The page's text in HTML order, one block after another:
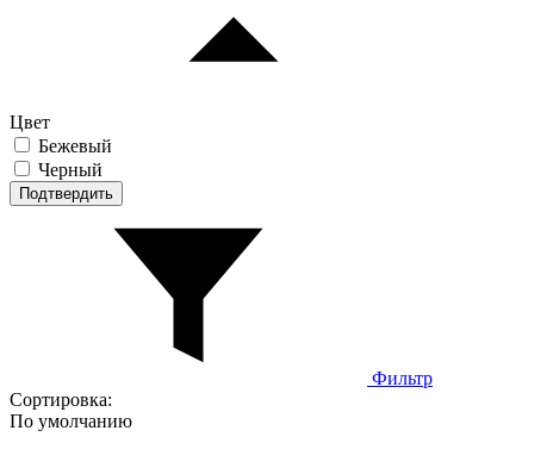
Цвет
Бежевый
Черный
Подтвердить
Фильтр
Сортировка:
По умолчанию